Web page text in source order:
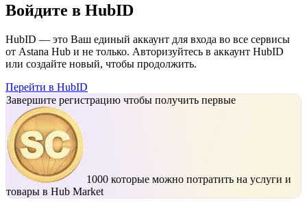
Войдите в HubID
HubID — это Ваш единый аккаунт для входа во все сервисы
от Astana Hub и не только. Авторизуйтесь в аккаунт HubID
или создайте новый, чтобы продолжить.
Перейти в HubID
Завершите регистрацию чтобы получить первые
1000 которые можно потратить на услуги и
товары в Hub Market